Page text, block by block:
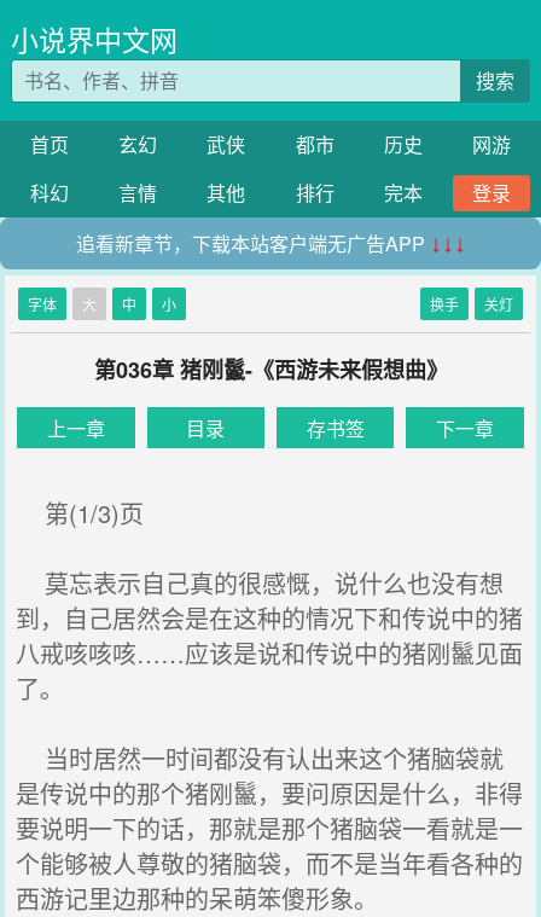
小说界中文网
搜索
首页 玄幻 武侠 都市 历史
网游
科幻
言情 其他 排行 完本
登录
追看新章节，下载本站客户端无广告APP ↓↓↓
字体 大 中 小 换手 关灯
第036章 猪刚鬣-《西游未来假想曲》
上一章 目录 存书签 下一章
第(1/3)页
莫忘表示自己真的很感慨，说什么也没有想
到，自己居然会是在这种的情况下和传说中的猪
八戒咳咳咳……应该是说和传说中的猪刚鬣见面
了。
当时居然一时间都没有认出来这个猪脑袋就
是传说中的那个猪刚鬣，要问原因是什么，非得
要说明一下的话，那就是那个猪脑袋一看就是一
个能够被人尊敬的猪脑袋，而不是当年看各种的
西游记里边那种的呆萌笨傻形象。